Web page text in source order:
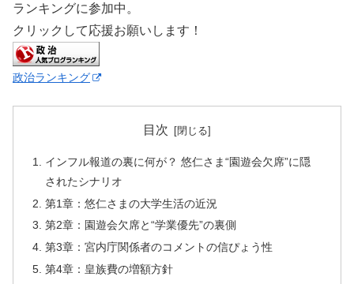
ランキングに参加中。
クリックして応援お願いします！
政治ランキング
目次
インフル報道の裏に何が？ 悠仁さま“園遊会欠席”に隠
されたシナリオ
第1章：悠仁さまの大学生活の近況
第2章：園遊会欠席と“学業優先”の裏側
第3章：宮内庁関係者のコメントの信ぴょう性
第4章：皇族費の増額方針